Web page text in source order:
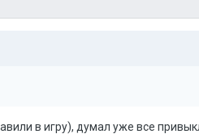
в игру), думал уже все